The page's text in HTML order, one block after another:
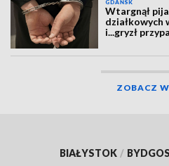
GDAŃSK
Wtargnął
działkowych
i...gryzł
ZOBACZ
BIAŁYSTOK /